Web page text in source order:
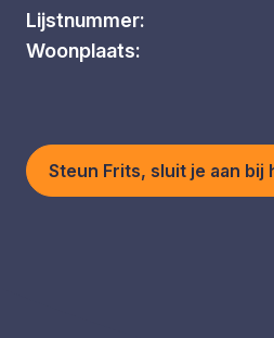
Lijstnummer:
Woonplaats:
Steun Frits, sluit je aan bij